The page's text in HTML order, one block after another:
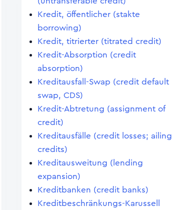
Kredit, öffentlicher (stakte
borrowing)
Kredit, titrierter (titrated credit)
Kredit-Absorption (credit
absorption)
Kreditausfall-Swap (credit default
swap, CDS)
Kredit-Abtretung (assignment of
credit)
Kreditausfälle (credit losses; ailing
credits)
Kreditausweitung (lending
expansion)
Kreditbanken (credit banks)
Kreditbeschränkungs-Karussell